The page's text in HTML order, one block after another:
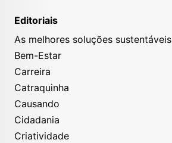
Editoriais
As melhores soluções sustentáveis
Bem-Estar
Carreira
Catraquinha
Causando
Cidadania
Criatividade